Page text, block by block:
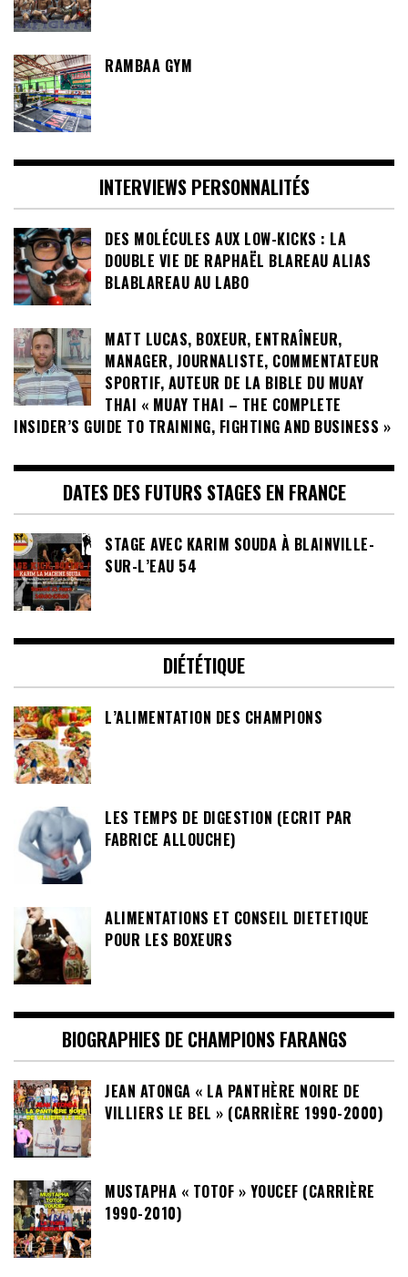
RAMBAA GYM
INTERVIEWS PERSONNALITÉS
DES MOLÉCULES AUX LOW-KICKS : LA
DOUBLE VIE DE RAPHAËL BLAREAU ALIAS
BLABLAREAU AU LABO
MATT LUCAS, BOXEUR, ENTRAÎNEUR,
MANAGER, JOURNALISTE, COMMENTATEUR
SPORTIF, AUTEUR DE LA BIBLE DU MUAY
THAI « MUAY THAI – THE COMPLETE
INSIDER’S GUIDE TO TRAINING, FIGHTING AND BUSINESS »
DATES DES FUTURS STAGES EN FRANCE
STAGE AVEC KARIM SOUDA À BLAINVILLE-
SUR-L’EAU 54
DIÉTÉTIQUE
L’ALIMENTATION DES CHAMPIONS
LES TEMPS DE DIGESTION (ECRIT PAR
FABRICE ALLOUCHE)
ALIMENTATIONS ET CONSEIL DIETETIQUE
POUR LES BOXEURS
BIOGRAPHIES DE CHAMPIONS FARANGS
JEAN ATONGA « LA PANTHÈRE NOIRE DE
VILLIERS LE BEL » (CARRIÈRE 1990-2000)
MUSTAPHA « TOTOF » YOUCEF (CARRIÈRE
1990-2010)